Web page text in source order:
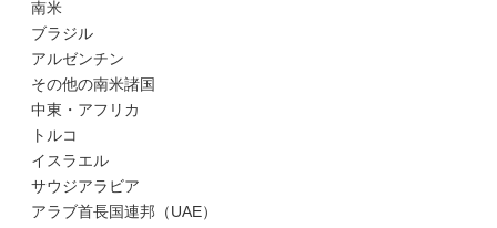
南米
ブラジル
アルゼンチン
その他の南米諸国
中東・アフリカ
トルコ
イスラエル
サウジアラビア
アラブ首長国連邦（UAE）